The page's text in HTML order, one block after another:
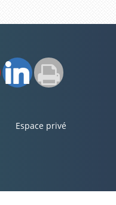
Espace privé